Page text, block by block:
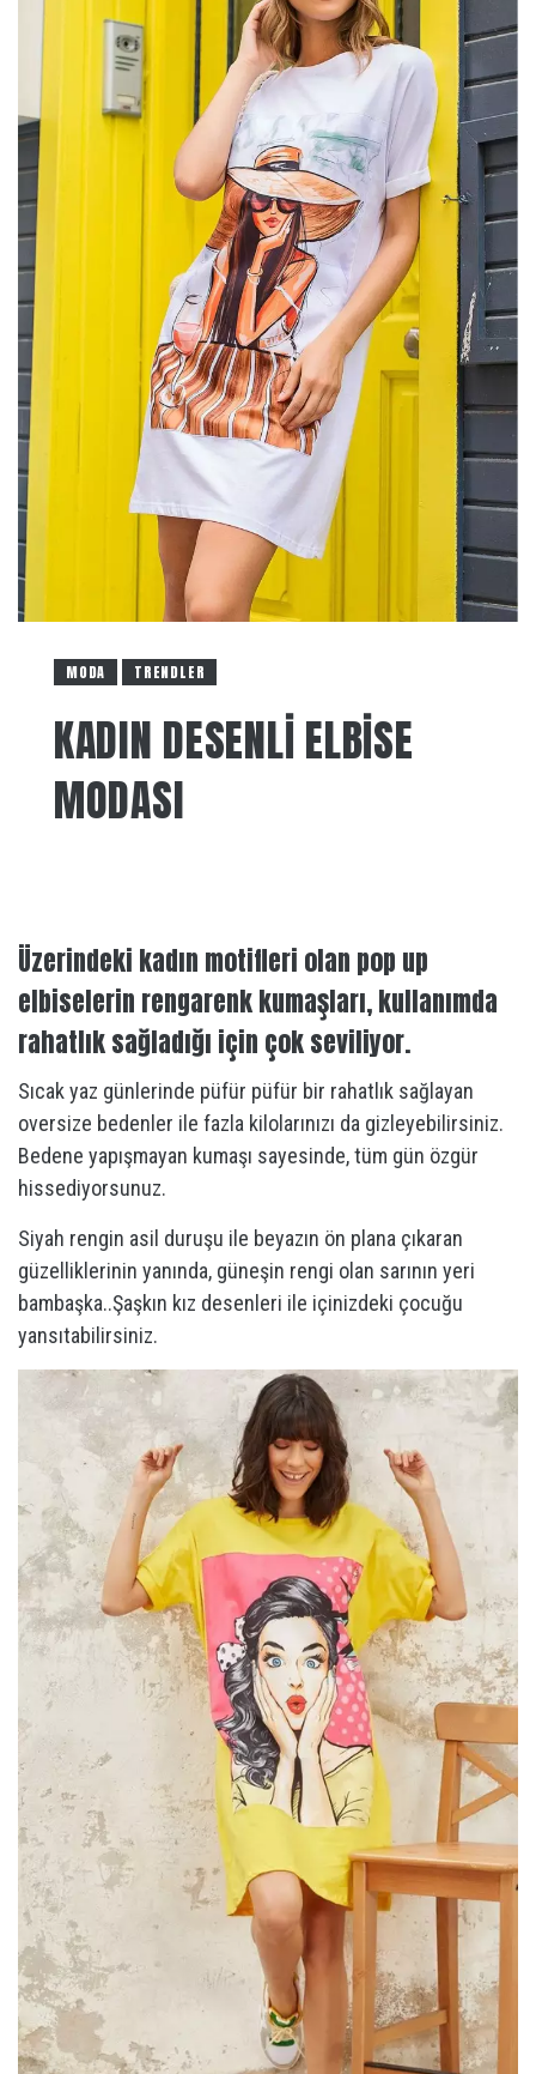
MODA TRENDLER
KADIN DESENLI ELBISE
MODASI
Üzerindeki kadın motifleri olan pop up
elbiselerin rengarenk kumaşları, kullanımda
rahatlık sağladığı için çok seviliyor.
Sıcak yaz günlerinde püfür püfür bir rahatlık sağlayan
oversize bedenler ile fazla kilolarınızı da gizleyebilirsiniz.
Bedene yapışmayan kumaşı sayesinde, tüm gün özgür
hissediyorsunuz.
Siyah rengin asil duruşu ile beyazın ön plana çıkaran
güzelliklerinin yanında, güneşin rengi olan sarının yeri
bambaşka..Şaşkın kız desenleri ile içinizdeki çocuğu
yansıtabilirsiniz.